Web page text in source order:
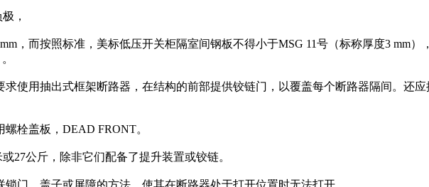
，
，而按照标准，美标低压开关柜隔室间钢板不得小于MSG 11号（标称厚度3 mm
使用抽出式框架断路器，在结构的前部提供铰链门，以覆盖每个断路器隔间。还
栓盖板，DEAD FRONT。
27公斤，除非它们配备了提升装置或铰链。
门、盖子或屏障的方法，使其在断路器处于打开位置时无法打开。